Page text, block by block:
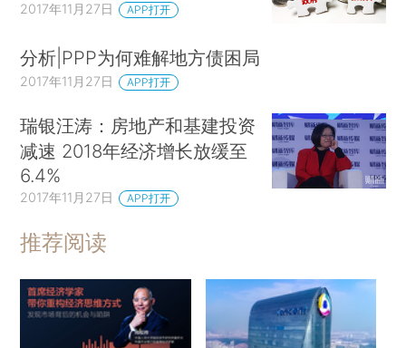
2017年11月27日 APP打开
分析|PPP为何难解地方债困局
2017年11月27日 APP打开
瑞银汪涛：房地产和基建投资
减速 2018年经济增长放缓至
6.4%
2017年11月27日 APP打开
推荐阅读